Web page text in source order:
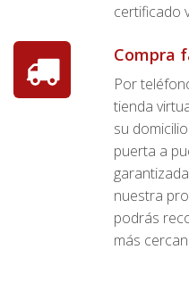
certificado
Compra
Por
tienda
su
puerta a
nuestra
podrás
más